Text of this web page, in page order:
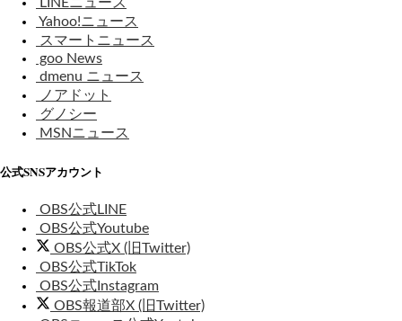
Yahoo!ニュース
スマートニュース
goo News
dmenu ニュース
ノアドット
グノシー
MSNニュース
公式SNSアカウント
OBS公式LINE
OBS公式Youtube
OBS公式X (旧Twitter)
OBS公式TikTok
OBS公式Instagram
OBS報道部X (旧Twitter)